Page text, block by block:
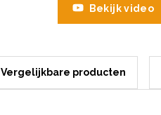
Bekijk video
Vergelijkbare producten